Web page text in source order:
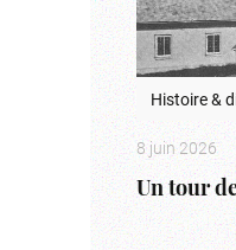
Histoire &
8 juin 2026
Un tour